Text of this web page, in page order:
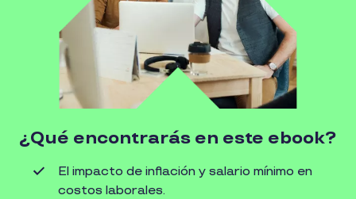
¿Qué encontrarás en este ebook?
El impacto de inﬂación y salario mínimo en
costos laborales.